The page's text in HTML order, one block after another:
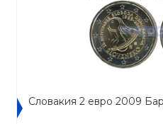
Словакия 2 евро 2009